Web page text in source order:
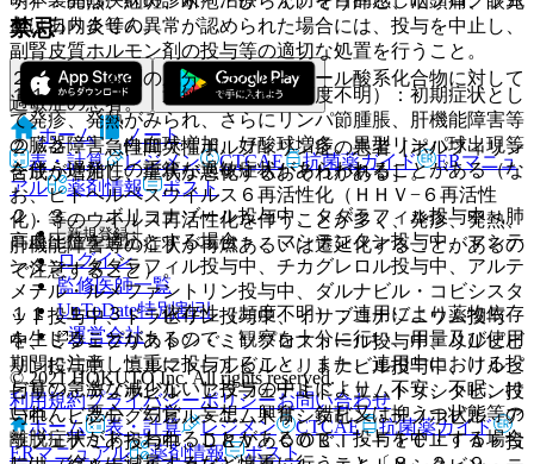
禁忌
２．１． 本剤の成分又はバルビツール酸系化合物に対して
過敏症の患者。
２．２． 急性間欠性ポルフィリン症の患者［ポルフィリン
合成が増加し、症状が悪化するおそれがある］。
２．３． ボリコナゾール投与中、タダラフィル投与中＜肺
高血圧症を適応とする場合＞、マシテンタン投与中、マシテ
ンタン・タダラフィル投与中、チカグレロル投与中、アルテ
メテル・ルメファントリン投与中、ダルナビル・コビシスタ
ット投与中、ドラビリン投与中、イサブコナゾニウム投与
中、ミフェプリストン・ミソプロストール投与中、リルピビ
リン投与中、ニルマトレルビル・リトナビル投与中、リルピ
ビリン・テノホビル アラフェナミド・エムトリシタビン投
与中、ビクテグラビル・エムトリシタビン・テノホビル ア
ラフェナミド投与中、ＤＲＶ・ＣＯＢＩ・ＦＴＣ・ＴＡＦ投
血、口内炎等の異常が認められた場合には、投与を中止し、
副腎皮質ホルモン剤の投与等の適切な処置を行うこと。
１１．１．２． 過敏症症候群（頻度不明）：初期症状とし
て発疹、発熱がみられ、さらにリンパ節腫脹、肝機能障害等
の臓器障害、白血球増加、好酸球増多、異型リンパ球出現等
を伴う遅発性の重篤な過敏症状があらわれることがある（な
お、ヒトヘルペスウイルス６再活性化（ＨＨＶ−６再活性
化）等のウイルス再活性化を伴うことが多く、発疹、発熱、
肝機能障害等の症状が再燃あるいは遷延化することがあるの
で注意すること）。
１１．１．３． 依存性（頻度不明）：連用により薬物依存
を生じることがあるので、観察を十分に行い、用量及び使用
期間に注意し慎重に投与すること。また、連用中における投
与量の急激な減少ないし投与の中止により、不安、不眠、け
いれん、悪心、幻覚、妄想、興奮、錯乱又は抑うつ状態等の
離脱症状があらわれることがあるので、投与を中止する場合
ではありません。
ホーム
ノート
表・計算
レジメン CTCAE 抗菌薬ガイド
ERマニュ
アル
薬剤情報 ポスト
新規登録
ログイン
監修医師一覧
UpToDate特別割引
運営会社
© 2021 HOKUTO Inc. All rights reserved.
利用規約プライバシーポリシーお問い合わせ
ホーム
表・計算 レジメン CTCAE
抗菌薬ガイド
ERマニュアル
薬剤情報 ポスト